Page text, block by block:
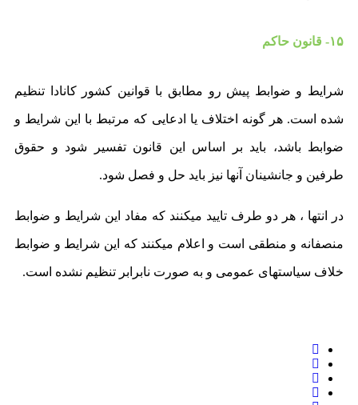
۱۵- قانون حاکم
شرایط و ضوابط پیش رو مطابق با قوانین کشور کانادا تنظیم
شده است. هر گونه اختلاف یا ادعایی که مرتبط با این شرایط و
ضوابط باشد، باید بر اساس این قانون تفسیر شود و حقوق
طرفین و جانشینان آنها نیز باید حل و فصل شود.
در انتها ، هر دو طرف تایید میکنند که مفاد این شرایط و ضوابط
منصفانه و منطقی است و اعلام میکنند که این شرایط و ضوابط
خلاف سیاستهای عمومی و به صورت نابرابر تنظیم نشده است.